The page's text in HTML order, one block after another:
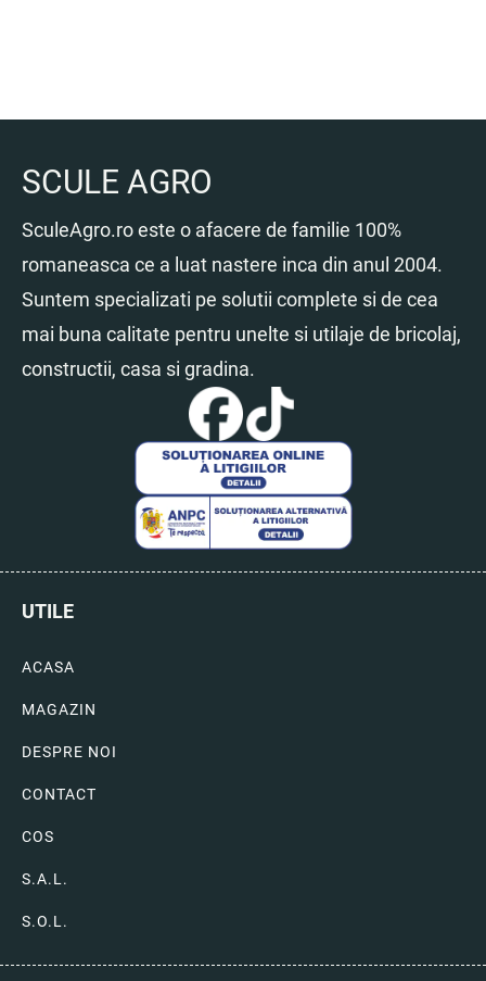
SCULE AGRO
SculeAgro.ro este o afacere de familie 100%
romaneasca ce a luat nastere inca din anul 2004.
Suntem specializati pe solutii complete si de cea
mai buna calitate pentru unelte si utilaje de bricolaj,
constructii, casa si gradina.
UTILE
ACASA
MAGAZIN
DESPRE NOI
CONTACT
COS
S.A.L.
S.O.L.